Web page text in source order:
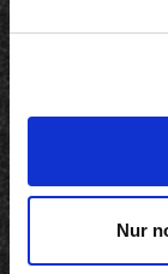
Nur